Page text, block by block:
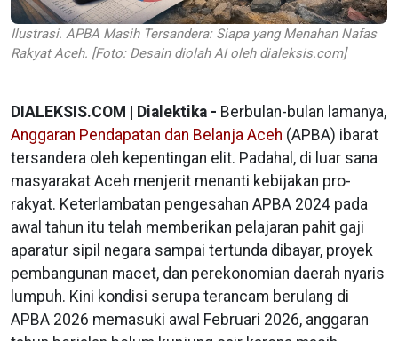
Ilustrasi. APBA Masih Tersandera: Siapa yang Menahan Nafas
Rakyat Aceh. [Foto: Desain diolah AI oleh dialeksis.com]
DIALEKSIS.COM | Dialektika - Berbulan-bulan lamanya,
Anggaran Pendapatan dan Belanja Aceh (APBA) ibarat
tersandera oleh kepentingan elit. Padahal, di luar sana
masyarakat Aceh menjerit menanti kebijakan pro-
rakyat. Keterlambatan pengesahan APBA 2024 pada
awal tahun itu telah memberikan pelajaran pahit gaji
aparatur sipil negara sampai tertunda dibayar, proyek
pembangunan macet, dan perekonomian daerah nyaris
lumpuh. Kini kondisi serupa terancam berulang di
APBA 2026 memasuki awal Februari 2026, anggaran